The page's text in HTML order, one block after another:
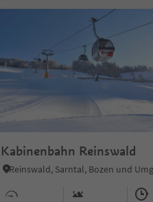
Kabinenbahn Reinswald
Reinswald, Sarntal, Bozen und